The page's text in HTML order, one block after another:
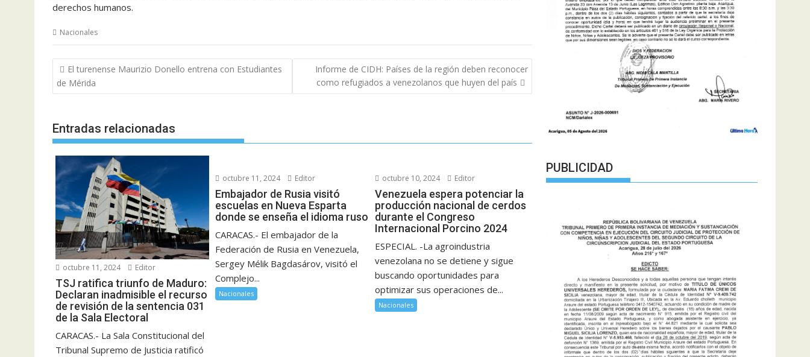
derechos humanos.
Nacionales
Navegación
de
entradas
El turenense Maurizio Donello entrena con Estudiantes
de Mérida
Informe de CIDH: Países de la región deben reconocer
como refugiados a venezolanos que huyen del país
Entradas relacionadas
octubre 11, 2024 Editor
TSJ ratifica triunfo de Maduro:
Declaran inadmisible el recurso
de revisión de la sentencia 031
de la Sala Electoral
CARACAS.- La Sala Constitucional del
Tribunal Supremo de Justicia ratificó
octubre 11, 2024 Editor
Embajador de Rusia visitó
escuelas en Nueva Esparta
donde se enseña el idioma ruso
CARACAS.- El embajador de la
Federación de Rusia en Venezuela,
Sergey Mélik Bagdasárov, visitó el
Complejo...
Nacionales
octubre 10, 2024 Editor
Venezuela espera potenciar la
producción nacional de cerdos
durante el Congreso
Internacional Porcino 2024
ESPECIAL. -La agroindustria
venezolana no se detiene y sigue
buscando oportunidades para
optimizar sus operaciones de...
Nacionales
PUBLICIDAD